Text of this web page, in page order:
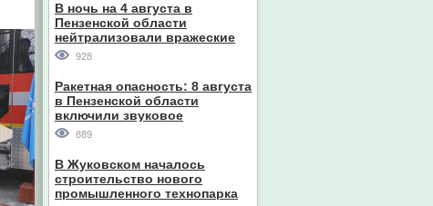
В ночь на 4 августа в
Пензенской области
нейтрализовали вражеские
дроны
928
Ракетная опасность: 8 августа
в Пензенской области
включили звуковое
оповещение
889
В Жуковском началось
строительство нового
промышленного технопарка